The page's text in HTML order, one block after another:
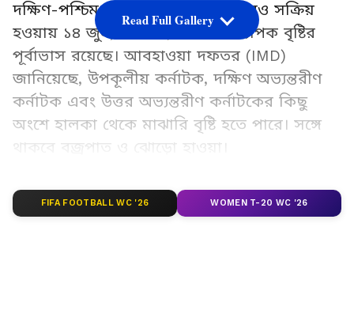
দক্ষিণ-পশ্চিম মৌসুমী বায়ু রাজ্যে আরও সক্রিয়
হওয়ায় ১৪ জুন, রবিবার, কর্নাটকে ব্যাপক বৃষ্টির
পূর্বাভাস রয়েছে। আবহাওয়া দফতর (IMD)
জানিয়েছে, উপকূলীয় কর্নাটক, দক্ষিণ অভ্যন্তরীণ
কর্নাটক এবং উত্তর অভ্যন্তরীণ কর্নাটকের কিছু
অংশে হালকা থেকে মাঝারি বৃষ্টি হতে পারে। সঙ্গে
থাকবে বজ্রপাত ও ঝোড়ো হাওয়া।
Add Asianetnews Bangla as a Preferred
Read Full Gallery
FIFA FOOTBALL WC '26 WOMEN T-20 WC '26